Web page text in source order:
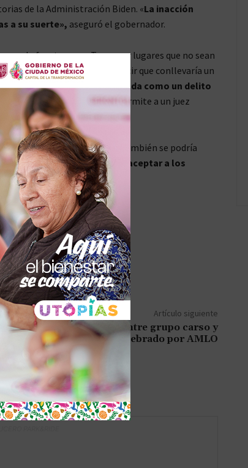
de la Administración Biden. «La inacción
a su suerte», aseguró el gobernador.
la frontera con Texas por lugares que no sean
considerado menor, es decir que conllevaría un
reincidenciapodría ser tratada como un delito
de prisión. La normativa permite a un juez
a México.
en vigor en marzo de 2024, también se podría
mexicanose niega a aceptar a los
Artículo siguiente
Acuerdo entre grupo carso y
petrobal es celebrado por AMLO